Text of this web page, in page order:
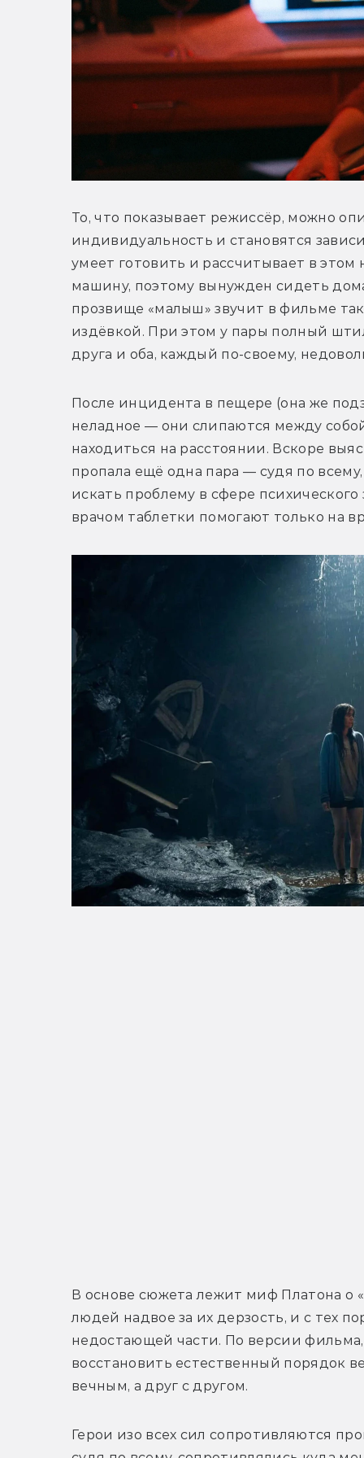
То, что показывает режиссёр, можно
индивидуальность и становятся
умеет готовить и рассчитывает в
машину, поэтому вынужден сидеть
прозвище «малыш» звучит в фильме
издёвкой. При этом у пары полный
друга и оба, каждый по-своему,
После инцидента в пещере (она же
неладное — они слипаются между
находиться на расстоянии. Вскоре
пропала ещё одна пара — судя по
искать проблему в сфере
врачом таблетки помогают только на
В основе сюжета лежит миф Платона о
людей надвое за их дерзость, и с тех
недостающей части. По версии
восстановить естественный порядок
вечным, а друг с другом.
Герои изо всех сил сопротивляются